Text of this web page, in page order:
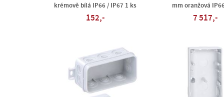
krémově bílá IP66 / IP67 1 ks
152,-
mm oranžová
7 517,-